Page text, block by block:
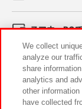
スマホ・PC
イベント・キ
We collect
analyze our
share
analytics and
other
have collected